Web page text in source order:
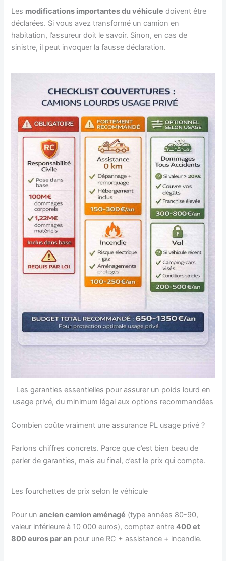
Les modifications importantes du véhicule doivent être
déclarées. Si vous avez transformé un camion en
habitation, l’assureur doit le savoir. Sinon, en cas de
sinistre, il peut invoquer la fausse déclaration.
Les garanties essentielles pour assurer un poids lourd en
usage privé, du minimum légal aux options recommandées
Combien coûte vraiment une assurance PL usage privé ?
Parlons chiffres concrets. Parce que c’est bien beau de
parler de garanties, mais au final, c’est le prix qui compte.
Les fourchettes de prix selon le véhicule
Pour unancien camion aménagé (type années 80-90,
valeur inférieure à 10 000 euros), comptez entre400 et
800 euros par an pour une RC + assistance + incendie.